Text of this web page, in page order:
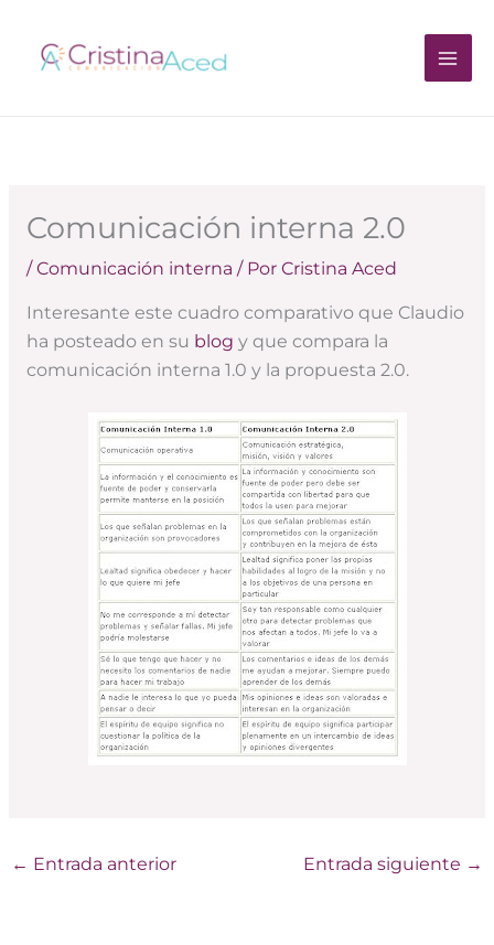
contenido
Comunicación interna 2.0
/Comunicación interna / Por Cristina Aced
Interesante este cuadro comparativo que Claudio
ha posteado en su blog y que compara la
comunicación interna 1.0 y la propuesta 2.0.
← Entrada anterior Entrada siguiente →